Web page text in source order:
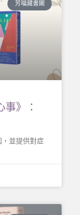
芳喵藏書閣
事》：
並提供對症